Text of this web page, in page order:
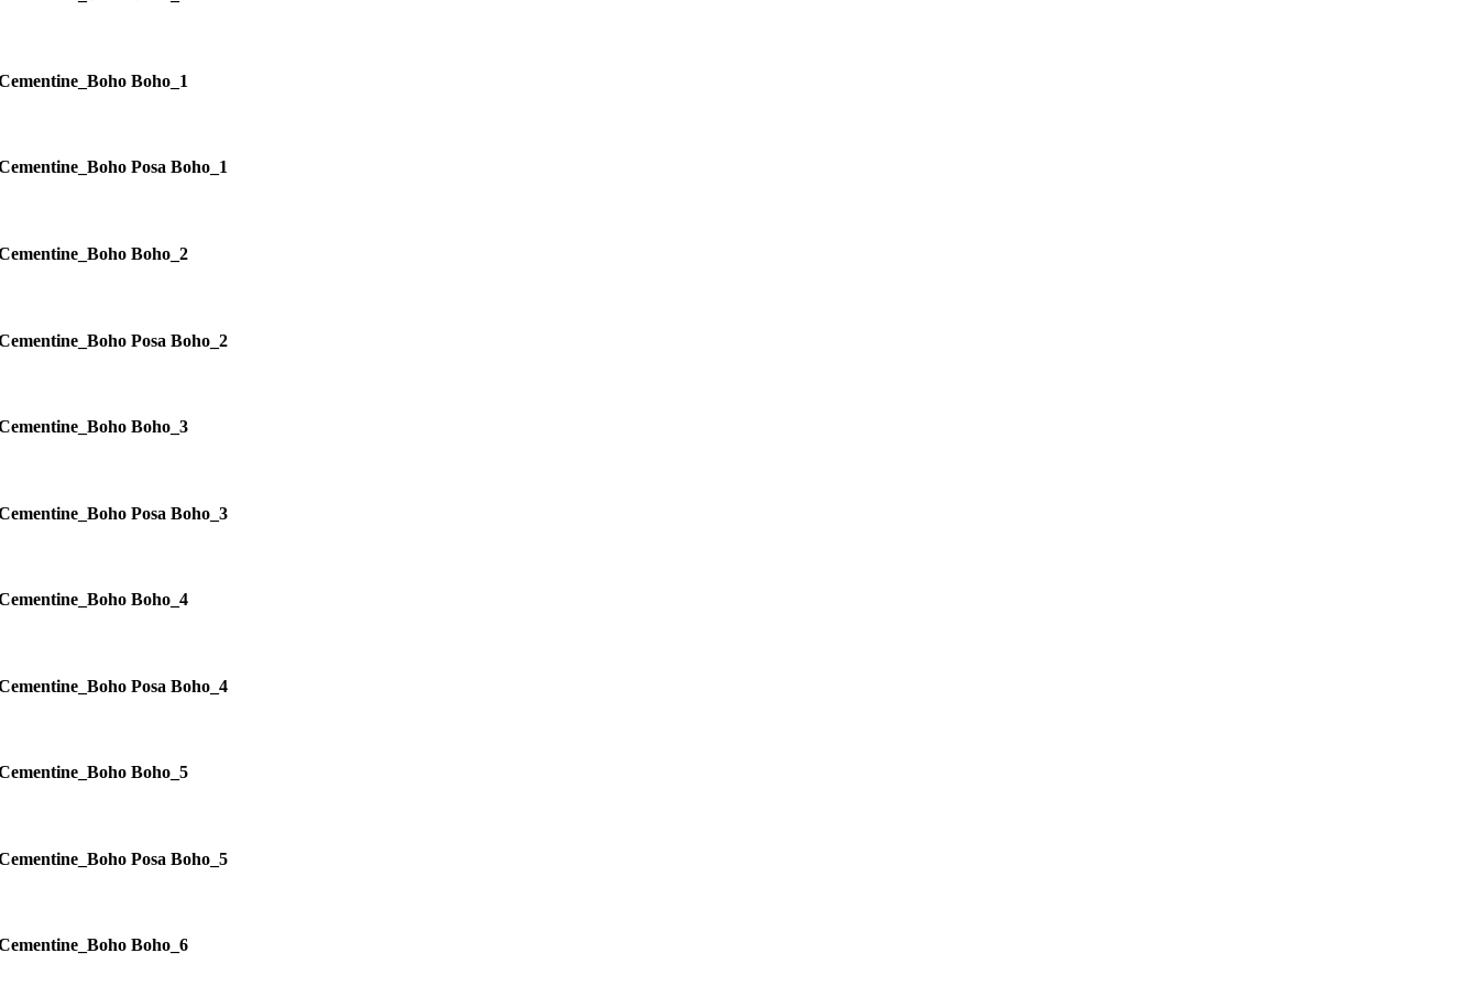
Boho_1
Posa Boho_1
Boho_2
Posa Boho_2
Boho_3
Posa Boho_3
Boho_4
Posa Boho_4
Boho_5
Posa Boho_5
Boho_6